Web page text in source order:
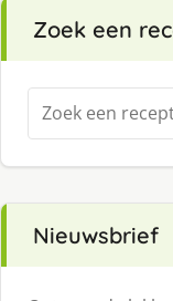
Zoek een
Zoeken
naar:
Nieuwsbrief